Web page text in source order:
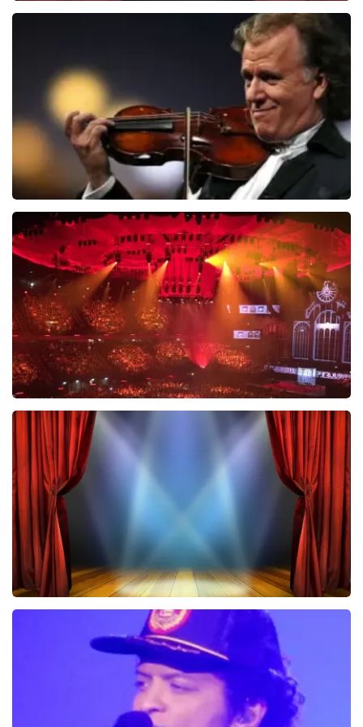
BEKIJKEN
Andre Rieu
5618+reviews
BEKIJKEN
Vrienden Van Amstel Live
1252+reviews
40 45 De Musical
2588+reviews